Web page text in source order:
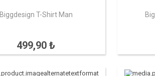
Biggdesign T-Shirt Man
499,90 ₺